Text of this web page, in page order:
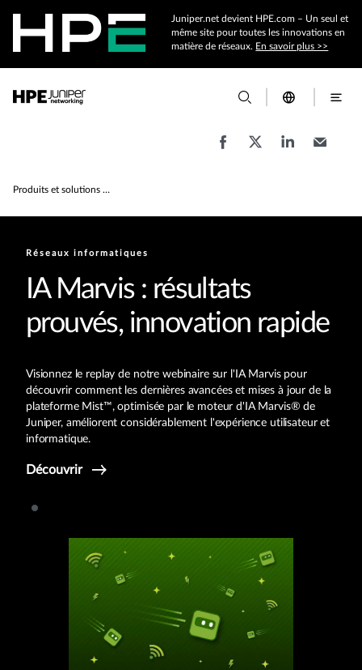
Juniper.net devient HPE.com – Un seul et
même site pour toutes les innovations en
matière de réseaux. En savoir plus >>
Produits et solutions de réseaux informatiques d'entreprise
Réseaux informatiques
IA Marvis : résultats
prouvés, innovation rapide
Visionnez le replay de notre webinaire sur l'IA Marvis pour
découvrir comment les dernières avancées et mises à jour de la
plateforme Mist™, optimisée par le moteur d'IA Marvis® de
Juniper, améliorent considérablement l'expérience utilisateur et
informatique.
Découvrir